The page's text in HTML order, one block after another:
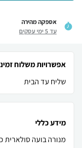
אספקה מהירה
עד 5 ימי עסקים
אפשרויות משלוח
שליח עד הבית
מידע כללי